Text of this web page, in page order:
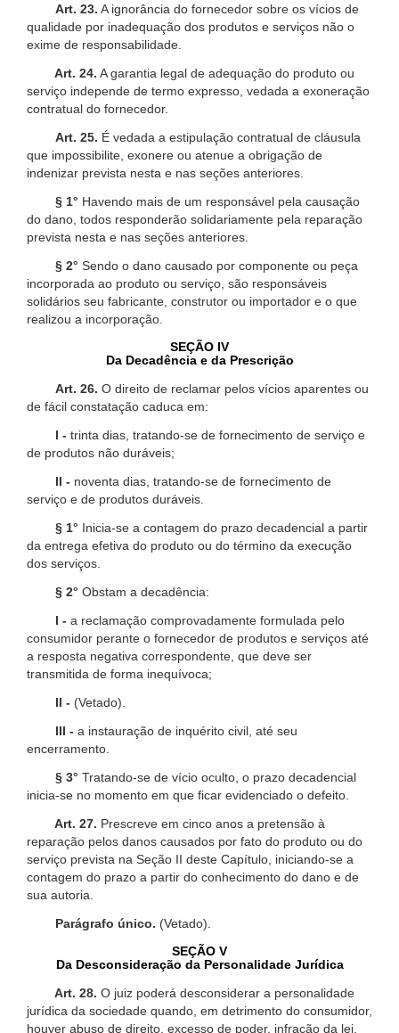
Art. 23. A ignorância do fornecedor sobre os vícios de
qualidade por inadequação dos produtos e serviços não o
exime de responsabilidade.
Art. 24. A garantia legal de adequação do produto ou
serviço independe de termo expresso, vedada a exoneração
contratual do fornecedor.
Art. 25. É vedada a estipulação contratual de cláusula
que impossibilite, exonere ou atenue a obrigação de
indenizar prevista nesta e nas seções anteriores.
§ 1° Havendo mais de um responsável pela causação
do dano, todos responderão solidariamente pela reparação
prevista nesta e nas seções anteriores.
§ 2° Sendo o dano causado por componente ou peça
incorporada ao produto ou serviço, são responsáveis
solidários seu fabricante, construtor ou importador e o que
realizou a incorporação.
SEÇÃO IV
Da Decadência e da Prescrição
Art. 26. O direito de reclamar pelos vícios aparentes ou
de fácil constatação caduca em:
I - trinta dias, tratando-se de fornecimento de serviço e
de produtos não duráveis;
II - noventa dias, tratando-se de fornecimento de
serviço e de produtos duráveis.
§ 1° Inicia-se a contagem do prazo decadencial a partir
da entrega efetiva do produto ou do término da execução
dos serviços.
§ 2° Obstam a decadência:
I - a reclamação comprovadamente formulada pelo
consumidor perante o fornecedor de produtos e serviços até
a resposta negativa correspondente, que deve ser
transmitida de forma inequívoca;
II - (Vetado).
III - a instauração de inquérito civil, até seu
encerramento.
§ 3° Tratando-se de vício oculto, o prazo decadencial
inicia-se no momento em que ficar evidenciado o defeito.
Art. 27. Prescreve em cinco anos a pretensão à
reparação pelos danos causados por fato do produto ou do
serviço prevista na Seção II deste Capítulo, iniciando-se a
contagem do prazo a partir do conhecimento do dano e de
sua autoria.
Parágrafo único. (Vetado).
SEÇÃO V
Da Desconsideração da Personalidade Jurídica
Art. 28. O juiz poderá desconsiderar a personalidade
jurídica da sociedade quando, em detrimento do consumidor,
houver abuso de direito, excesso de poder, infração da lei,